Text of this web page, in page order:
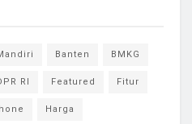
Banten BMKG
RI Featured Fitur
Harga